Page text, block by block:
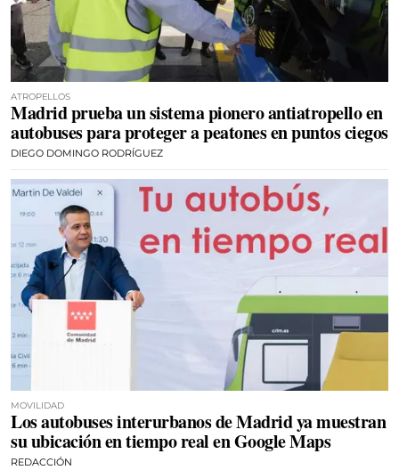
ATROPELLOS
Madrid prueba un sistema pionero antiatropello en
autobuses para proteger a peatones en puntos ciegos
DIEGO DOMINGO RODRÍGUEZ
MOVILIDAD
Los autobuses interurbanos de Madrid ya muestran
su ubicación en tiempo real en Google Maps
REDACCIÓN